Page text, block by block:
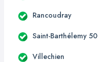
Rancoudray
Saint-Barthélemy 50
Villechien